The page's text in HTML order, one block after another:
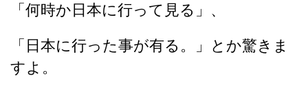
「何時か日本に行って見る」、
「日本に行った事が有る。」とか驚きま
すよ。